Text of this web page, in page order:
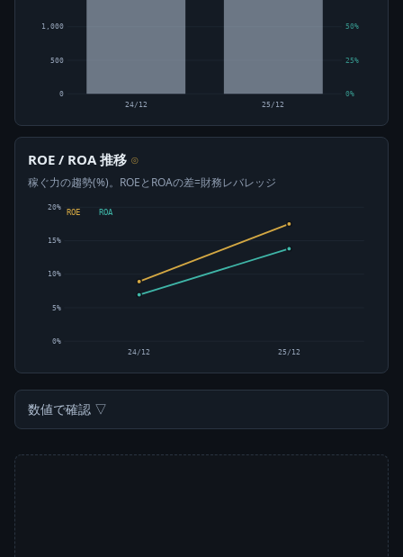
0
500
1,000
0%
25%
50%
24/12 25/12
ROE / ROA 推移 ⊙
稼ぐ力の趨勢(%)。ROEとROAの差=財務レバレッジ
0%
5%
10%
15%
20%
ROE ROA
24/12 25/12
数値で確認 ▽